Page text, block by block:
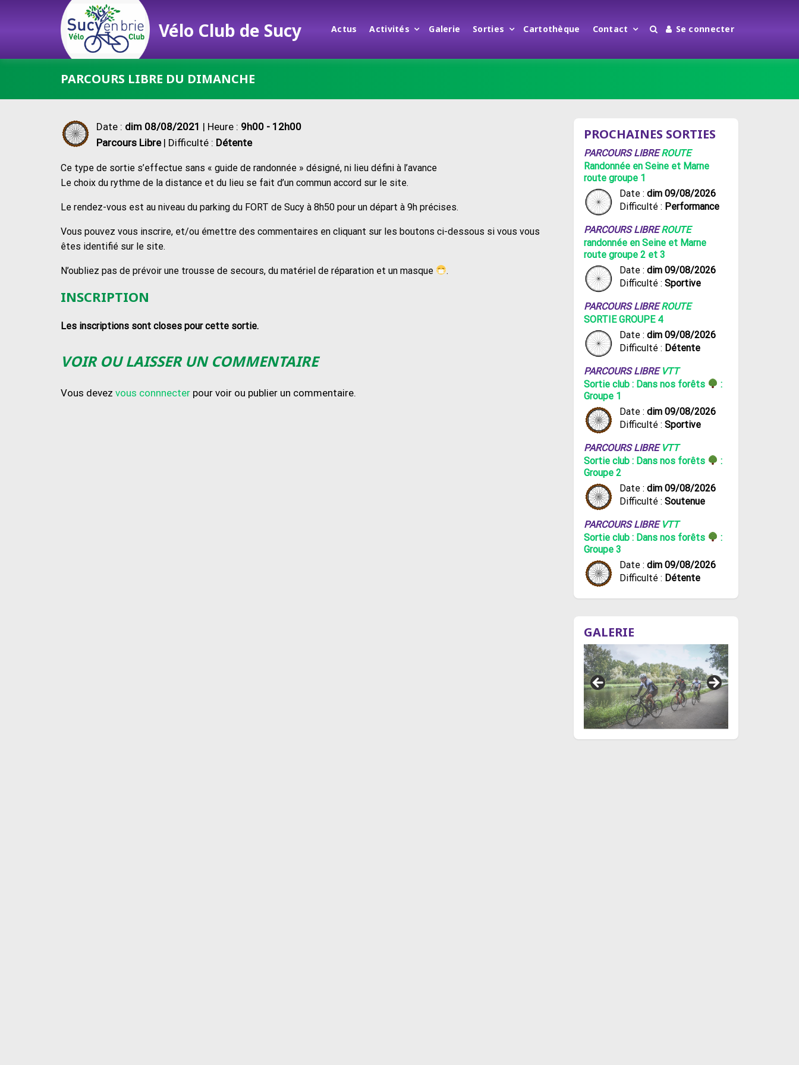
Vélo Club de Sucy Actus Activités Galerie Sorties Cartothèque Contact Se connecter
PARCOURS LIBRE DU DIMANCHE
Date : dim 08/08/2021 | Heure : 9h00 - 12h00
Parcours Libre| Difficulté : Détente
Ce type de sortie s’effectue sans « guide de randonnée » désigné, ni lieu défini à l’avance
Le choix du rythme de la distance et du lieu se fait d’un commun accord sur le site.
Le rendez-vous est au niveau du parking du FORT de Sucy à 8h50 pour un départ à 9h précises.
Vous pouvez vous inscrire, et/ou émettre des commentaires en cliquant sur les boutons ci-dessous si vous vous
êtes identifié sur le site.
N’oubliez pas de prévoir une trousse de secours, du matériel de réparation et un masque .
INSCRIPTION
Les inscriptions sont closes pour cette sortie.
VOIR OU LAISSER UN COMMENTAIRE
Vous devez vous connnecter pour voir ou publier un commentaire.
PROCHAINES SORTIES
PARCOURS LIBREROUTE
Randonnée en Seine et Marne
route groupe 1
Date : dim 09/08/2026
Difficulté : Performance
PARCOURS LIBREROUTE
randonnée en Seine et Marne
route groupe 2 et 3
Date : dim 09/08/2026
Difficulté : Sportive
PARCOURS LIBREROUTE
SORTIE GROUPE 4
Date : dim 09/08/2026
Difficulté : Détente
PARCOURS LIBRE VTT
Sortie club : Dans nos forêts
:
Groupe 1
Date : dim 09/08/2026
Difficulté : Sportive
PARCOURS LIBRE VTT
Sortie club : Dans nos forêts
:
Groupe 2
Date : dim 09/08/2026
Difficulté : Soutenue
PARCOURS LIBRE VTT
Sortie club : Dans nos forêts
:
Groupe 3
Date : dim 09/08/2026
Difficulté : Détente
GALERIE